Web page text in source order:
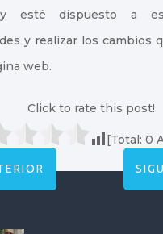
esté dispuesto a
y realizar los cambios
web.
Click to rate this post!
[Total: 0